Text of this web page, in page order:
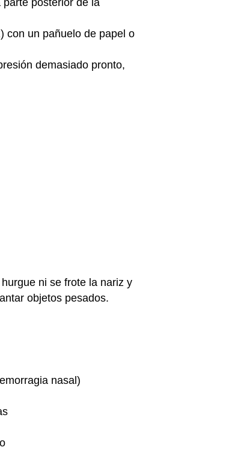
posterior de la
con un pañuelo de papel o
demasiado pronto,
ni se frote la nariz y
objetos pesados.
nasal)